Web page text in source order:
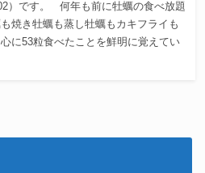
）です。 何年も前に牡蠣の食べ放題
焼き牡蠣も蒸し牡蠣もカキフライも
に53粒食べたことを鮮明に覚えてい